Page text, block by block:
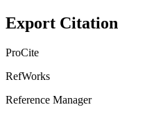
Export Citation
ProCite
RefWorks
Reference Manager